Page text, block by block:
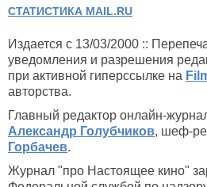
СТАТИСТИКА MAIL.RU
Издается с 13/03/2000 ::
уведомления и разрешения
при активной гиперссылке на
авторства.
Главный редактор онлайн-
Александр Голубчиков, шеф-
Горбачев.
Журнал "про Настоящее кино"